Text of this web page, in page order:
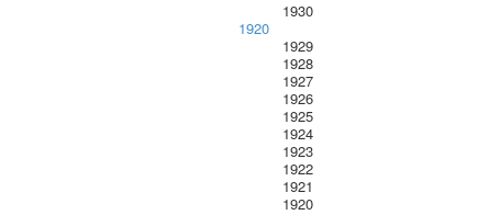
1930
1920
1929
1928
1927
1926
1925
1924
1923
1922
1921
1920